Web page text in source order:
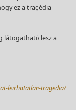
ez a tragédia
látogatható lesz a
leirhatatlan-tragedia/